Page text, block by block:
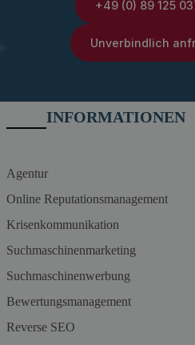
+49 (0) 89 125
Unverbindlich
INFORMATIONEN
Agentur
Online Reputationsmanagement
Krisenkommunikation
Suchmaschinenmarketing
Suchmaschinenwerbung
Bewertungsmanagement
Reverse SEO